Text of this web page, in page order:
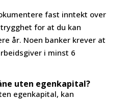
fast inntekt over
for at du kan
år. Noen banker krever at
i minst 6
uten egenkapital?
egenkapital, kan